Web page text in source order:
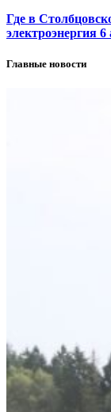
Где в
электроэнергия 6
Главные новости